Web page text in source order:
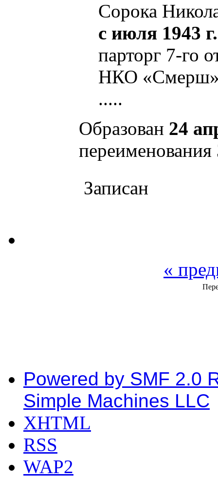
Сорока
с июля 1943 г.
парторг 7-го
НКО
.....
Образован 24
Записан
«
Powered by SMF 2.0
Simple Machines LLC
XHTML
RSS
WAP2